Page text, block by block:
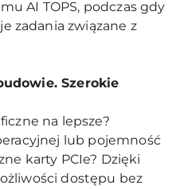
AI TOPS, podczas gdy
zadania związane z
Szerokie
na lepsze?
lub pojemność
karty PCIe? Dzięki
dostępu bez